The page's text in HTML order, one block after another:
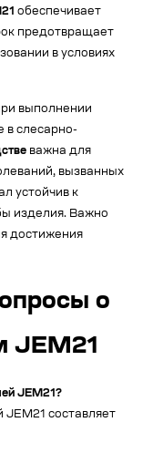
обеспечивает
предотвращает
в условиях
выполнении
в слесарно-
важна для
вызванных
устойчив к
изделия. Важно
достижения
о
JEM21
JEM21?
составляет